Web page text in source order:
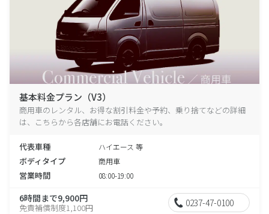
基本料金プラン（V3）
商用車のレンタル、お得な割引料金や予約、乗り捨てなどの詳細
は、こちらから各店舗にお電話ください。
代表車種 ハイエース 等
ボディタイプ 商用車
営業時間 08:00-19:00
6時間まで9,900円
免責補償制度1,100円 0237-47-0100